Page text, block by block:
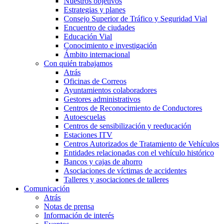
Estrategias y planes
Consejo Superior de Tráfico y Seguridad Vial
Encuentro de ciudades
Educación Vial
Conocimiento e investigación
Ámbito internacional
Con quién trabajamos
Atrás
Oficinas de Correos
Ayuntamientos colaboradores
Gestores administrativos
Centros de Reconocimiento de Conductores
Autoescuelas
Centros de sensibilización y reeducación
Estaciones ITV
Centros Autorizados de Tratamiento de Vehículos
Entidades relacionadas con el vehículo histórico
Bancos y cajas de ahorro
Asociaciones de víctimas de accidentes
Talleres y asociaciones de talleres
Comunicación
Atrás
Notas de prensa
Información de interés